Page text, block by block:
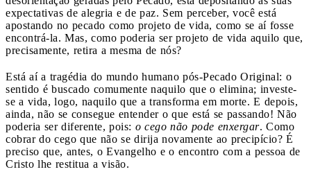
expectativas de alegria e de paz. Sem perceber, você está
apostando no pecado como projeto de vida, como se aí fosse
encontrá-la. Mas, como poderia ser projeto de vida aquilo que,
precisamente, retira a mesma de nós?
Está aí a tragédia do mundo humano pós-Pecado Original: o
sentido é buscado comumente naquilo que o elimina; investe-
se a vida, logo, naquilo que a transforma em morte. E depois,
ainda, não se consegue entender o que está se passando! Não
poderia ser diferente, pois: o cego não pode enxergar. Como
cobrar do cego que não se dirija novamente ao precipício? É
preciso que, antes, o Evangelho e o encontro com a pessoa de
Cristo lhe restitua a visão.